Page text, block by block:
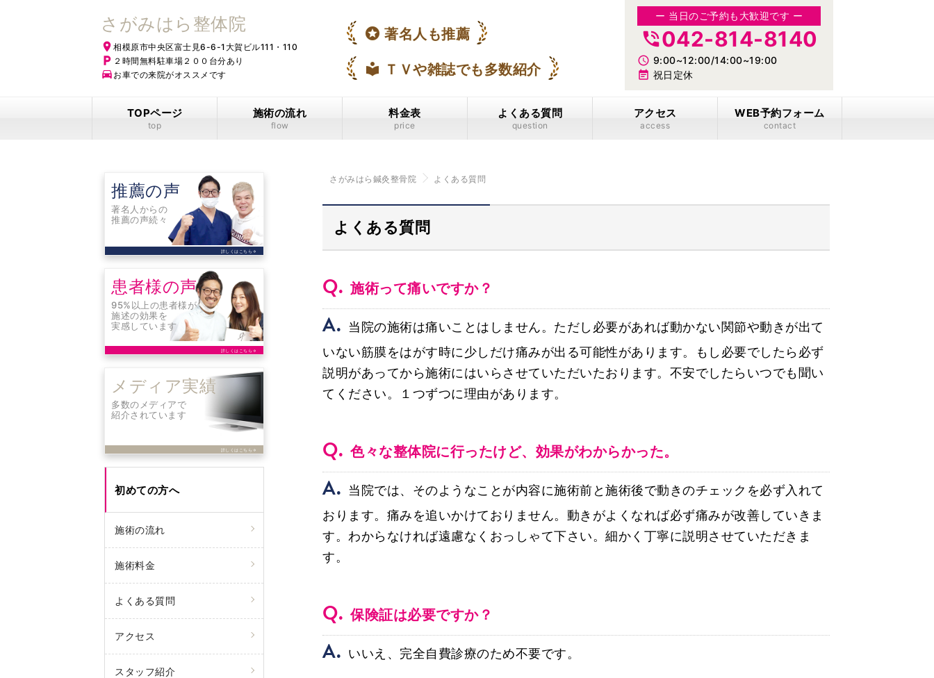
さがみはら整体院
place 相模原市中央区富士見6-6-1大賀ビル111・110
local_parking ２時間無料駐車場２００台分あり
time_to_leave お車での来院がオススメです
stars 著名人も推薦
local_library ＴＶや雑誌でも多数紹介
ー 当日のご予約も大歓迎です ー
phone_in_talk042-814-8140
access_time 9:00~12:00/14:00~19:00
event_note 祝日定休
TOPページ
top
施術の流れ
flow
料金表
price
よくある質問
question
アクセス
access
WEB予約フォーム
contact
さがみはら鍼灸整骨院 よくある質問
よくある質問
Q. 施術って痛いですか？
A. 当院の施術は痛いことはしません。ただし必要があれば動かない関節や動きが出て
いない筋膜をはがす時に少しだけ痛みが出る可能性があります。もし必要でしたら必ず
説明があってから施術にはいらさせていただいたおります。不安でしたらいつでも聞い
てください。１つずつに理由があります。
Q. 色々な整体院に行ったけど、効果がわからかった。
A. 当院では、そのようなことが内容に施術前と施術後で動きのチェックを必ず入れて
おります。痛みを追いかけておりません。動きがよくなれば必ず痛みが改善していきま
す。わからなければ遠慮なくおっしゃて下さい。細かく丁寧に説明させていただきま
す。
Q. 保険証は必要ですか？
A. いいえ、完全自費診療のため不要です。
推薦の声
著名人からの
推薦の声続々
詳しくはこちら arrow_forward
患者様の声
95%以上の患者様が
施述の効果を
実感しています
詳しくはこちら arrow_forward
メディア実績
多数のメディアで
紹介されています
詳しくはこちら arrow_forward
初めての方へ
施術の流れ
施術料金
よくある質問
アクセス
スタッフ紹介